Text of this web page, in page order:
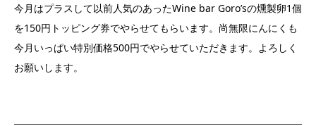
今月はプラスして以前人気のあったWine bar Goro’sの燻製卵1個
を150円トッピング券でやらせてもらいます。尚無限にんにくも
今月いっぱい特別価格500円でやらせていただきます。よろしく
お願いします。